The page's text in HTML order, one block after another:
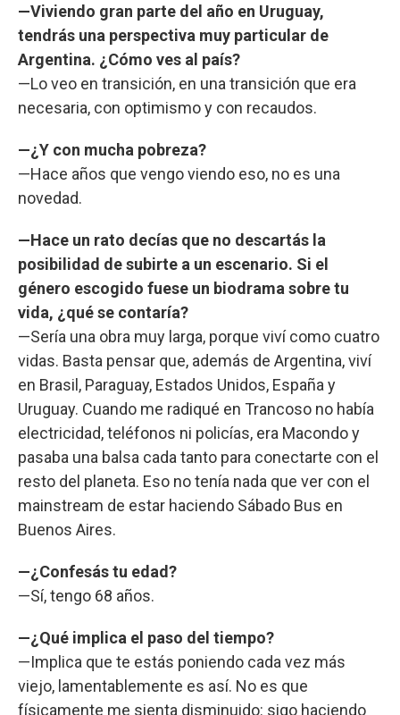
—Viviendo gran parte del año en Uruguay,
tendrás una perspectiva muy particular de
Argentina. ¿Cómo ves al país?
—Lo veo en transición, en una transición que era
necesaria, con optimismo y con recaudos.
—¿Y con mucha pobreza?
—Hace años que vengo viendo eso, no es una
novedad.
—Hace un rato decías que no descartás la
posibilidad de subirte a un escenario. Si el
género escogido fuese un biodrama sobre tu
vida, ¿qué se contaría?
—Sería una obra muy larga, porque viví como cuatro
vidas. Basta pensar que, además de Argentina, viví
en Brasil, Paraguay, Estados Unidos, España y
Uruguay. Cuando me radiqué en Trancoso no había
electricidad, teléfonos ni policías, era Macondo y
pasaba una balsa cada tanto para conectarte con el
resto del planeta. Eso no tenía nada que ver con el
mainstream de estar haciendo Sábado Bus en
Buenos Aires.
—¿Confesás tu edad?
—Sí, tengo 68 años.
—¿Qué implica el paso del tiempo?
—Implica que te estás poniendo cada vez más
viejo, lamentablemente es así. No es que
físicamente me sienta disminuido: sigo haciendo